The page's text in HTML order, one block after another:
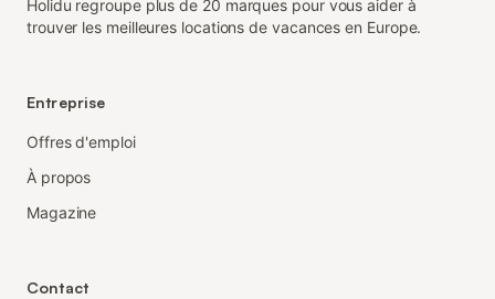
Holidu regroupe plus de 20 marques pour vous aider à
trouver les meilleures locations de vacances en Europe.
Entreprise
Offres d'emploi
À propos
Magazine
Contact